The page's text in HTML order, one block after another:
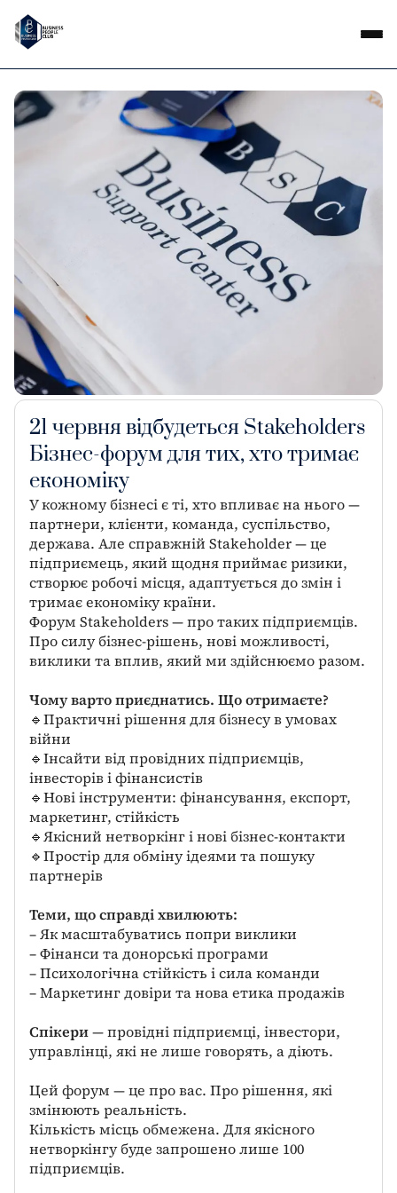
21 червня відбудеться Stakeholders
Бізнес-форум для тих, хто тримає
економіку
У кожному бізнесі є ті, хто впливає на нього —
партнери, клієнти, команда, суспільство,
держава. Але справжній Stakeholder — це
підприємець, який щодня приймає ризики,
створює робочі місця, адаптується до змін і
тримає економіку країни.
Форум Stakeholders — про таких підприємців.
Про силу бізнес-рішень, нові можливості,
виклики та вплив, який ми здійснюємо разом.
Чому варто приєднатись. Що отримаєте?
🔹Практичні рішення для бізнесу в умовах
війни
🔹Інсайти від провідних підприємців,
інвесторів і фінансистів
🔹Нові інструменти: фінансування, експорт,
маркетинг, стійкість
🔹Якісний нетворкінг і нові бізнес-контакти
🔹Простір для обміну ідеями та пошуку
партнерів
Теми, що справді хвилюють:
– Як масштабуватись попри виклики
– Фінанси та донорські програми
– Психологічна стійкість і сила команди
– Маркетинг довіри та нова етика продажів
Спікери— провідні підприємці, інвестори,
управлінці, які не лише говорять, а діють.
Цей форум — це про вас. Про рішення, які
змінюють реальність.
Кількість місць обмежена. Для якісного
нетворкінгу буде запрошено лише 100
підприємців.